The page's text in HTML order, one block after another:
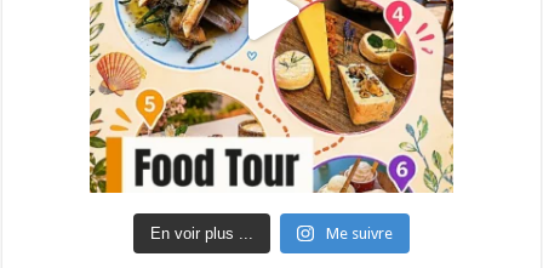
En voir plus ... Me suivre